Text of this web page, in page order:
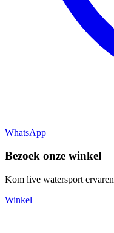
WhatsApp
Bezoek onze winkel
Kom live watersport ervaren
Winkel